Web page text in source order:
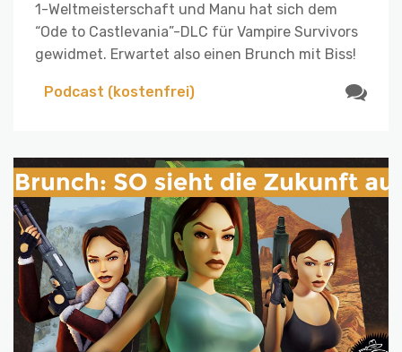
1-Weltmeisterschaft und Manu hat sich dem
“Ode to Castlevania”-DLC für Vampire Survivors
gewidmet. Erwartet also einen Brunch mit Biss!
Podcast (kostenfrei)